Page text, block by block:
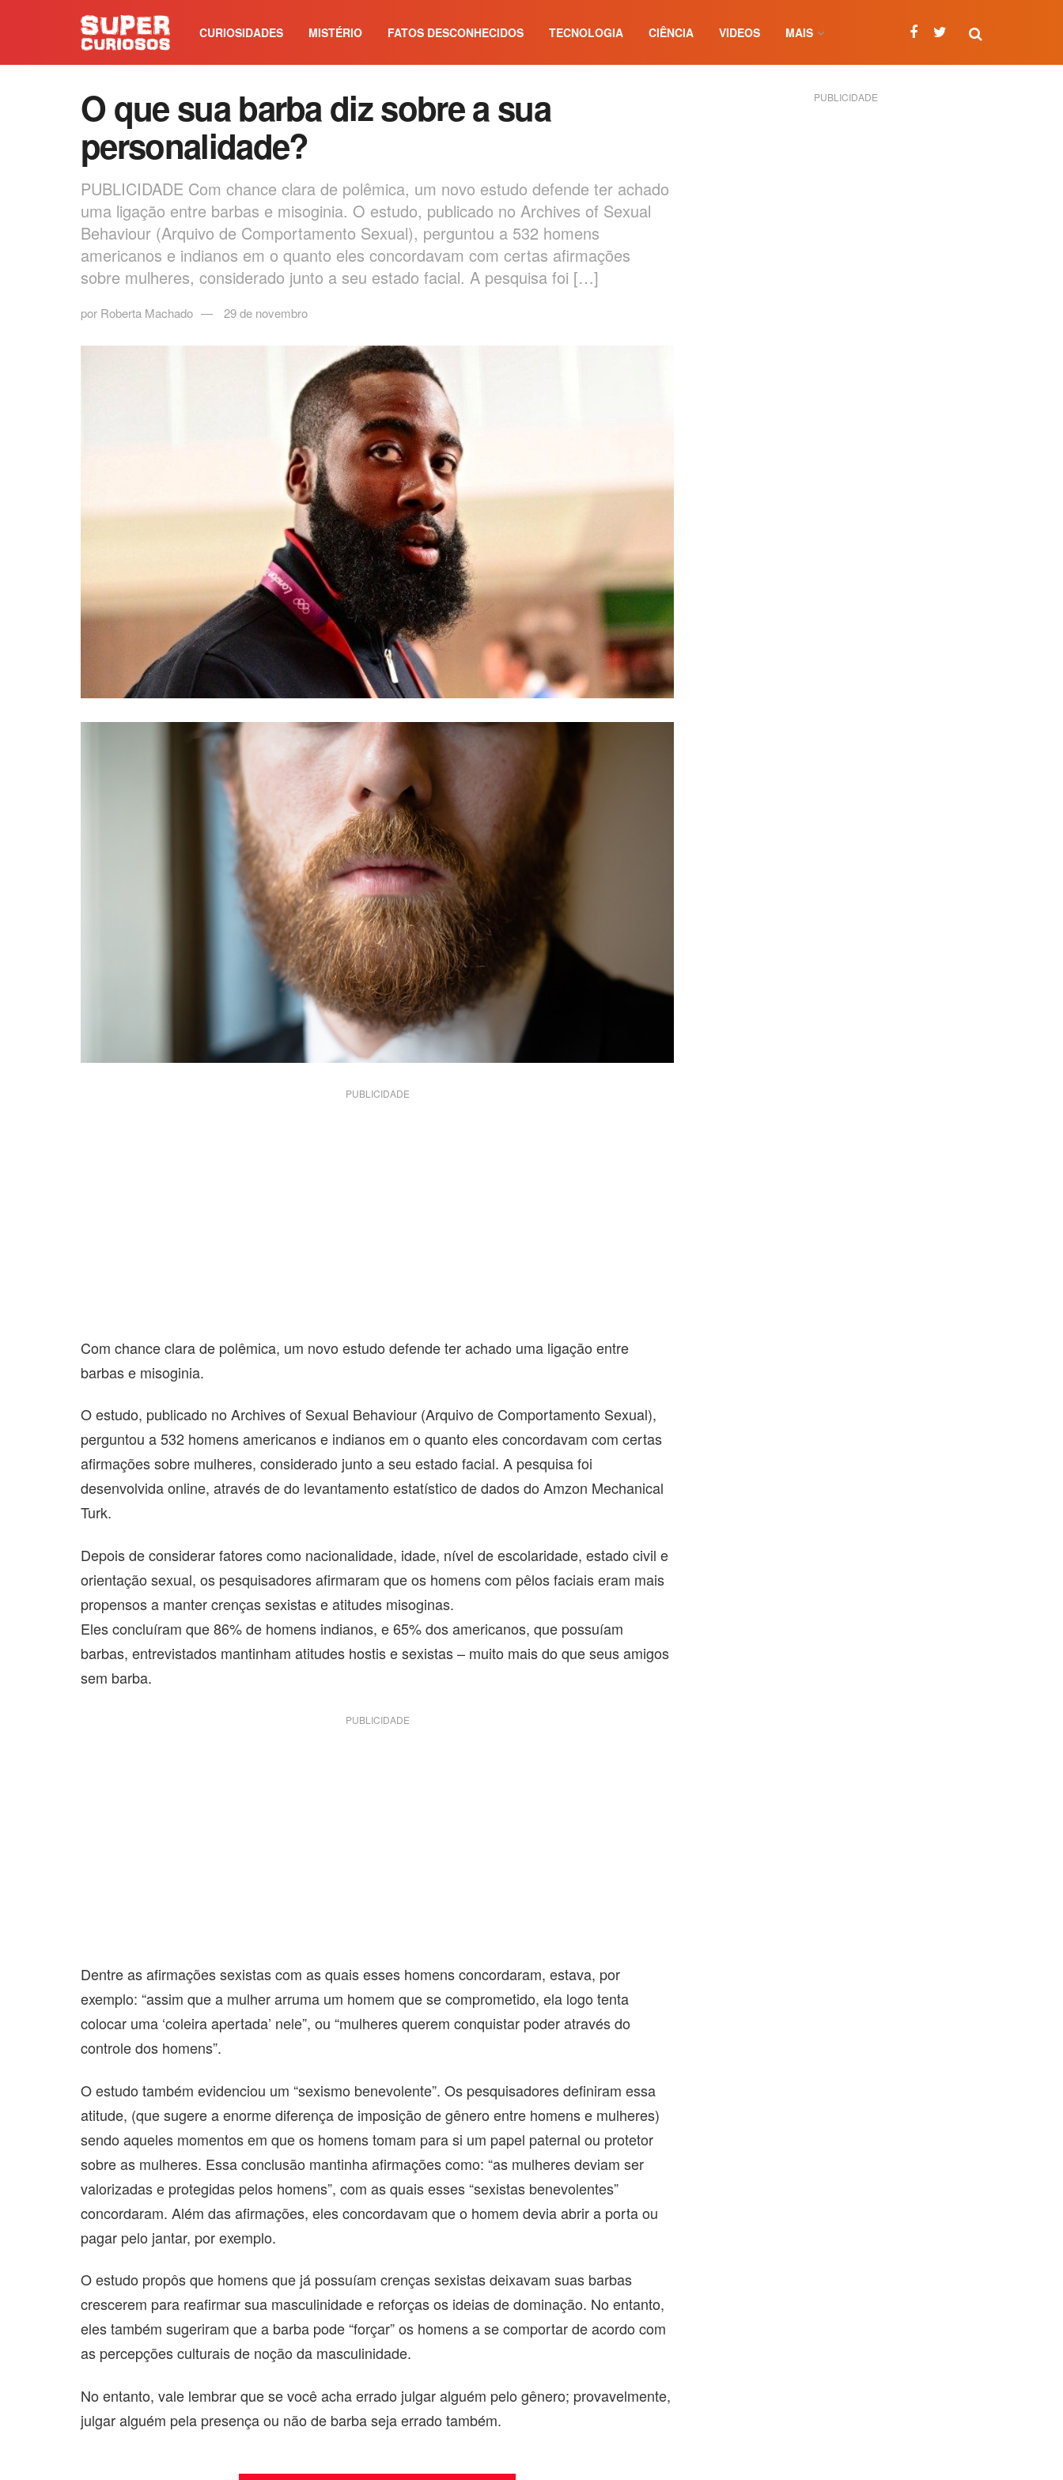
CURIOSIDADES MISTÉRIO FATOS DESCONHECIDOS TECNOLOGIA CIÊNCIA VIDEOS MAIS
O que sua barba diz sobre a sua
personalidade?
PUBLICIDADE Com chance clara de polêmica, um novo estudo defende ter achado
uma ligação entre barbas e misoginia. O estudo, publicado no Archives of Sexual
Behaviour (Arquivo de Comportamento Sexual), perguntou a 532 homens
americanos e indianos em o quanto eles concordavam com certas afirmações
sobre mulheres, considerado junto a seu estado facial. A pesquisa foi […]
por Roberta Machado 29 de novembro
PUBLICIDADE
Com chance clara de polêmica, um novo estudo defende ter achado uma ligação entre
barbas e misoginia.
O estudo, publicado no Archives of Sexual Behaviour (Arquivo de Comportamento Sexual),
perguntou a 532 homens americanos e indianos em o quanto eles concordavam com certas
afirmações sobre mulheres, considerado junto a seu estado facial. A pesquisa foi
desenvolvida online, através de do levantamento estatístico de dados do Amzon Mechanical
Turk.
Depois de considerar fatores como nacionalidade, idade, nível de escolaridade, estado civil e
orientação sexual, os pesquisadores afirmaram que os homens com pêlos faciais eram mais
propensos a manter crenças sexistas e atitudes misoginas.
Eles concluíram que 86% de homens indianos, e 65% dos americanos, que possuíam
barbas, entrevistados mantinham atitudes hostis e sexistas – muito mais do que seus amigos
sem barba.
PUBLICIDADE
Dentre as afirmações sexistas com as quais esses homens concordaram, estava, por
exemplo: “assim que a mulher arruma um homem que se comprometido, ela logo tenta
colocar uma ‘coleira apertada’ nele”, ou “mulheres querem conquistar poder através do
controle dos homens”.
O estudo também evidenciou um “sexismo benevolente”. Os pesquisadores definiram essa
atitude, (que sugere a enorme diferença de imposição de gênero entre homens e mulheres)
sendo aqueles momentos em que os homens tomam para si um papel paternal ou protetor
sobre as mulheres. Essa conclusão mantinha afirmações como: “as mulheres deviam ser
valorizadas e protegidas pelos homens”, com as quais esses “sexistas benevolentes”
concordaram. Além das afirmações, eles concordavam que o homem devia abrir a porta ou
pagar pelo jantar, por exemplo.
O estudo propôs que homens que já possuíam crenças sexistas deixavam suas barbas
crescerem para reafirmar sua masculinidade e reforças os ideias de dominação. No entanto,
eles também sugeriram que a barba pode “forçar” os homens a se comportar de acordo com
as percepções culturais de noção da masculinidade.
No entanto, vale lembrar que se você acha errado julgar alguém pelo gênero; provavelmente,
julgar alguém pela presença ou não de barba seja errado também.
PUBLICIDADE